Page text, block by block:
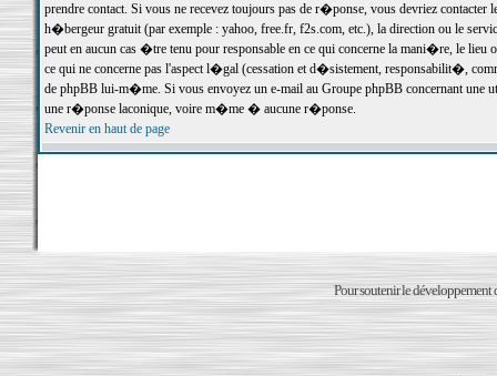
prendre contact. Si vous ne recevez toujours pas de r�ponse, vous devriez
h�bergeur gratuit (par exemple : yahoo, free.fr, f2s.com, etc.), la direction ou le
peut en aucun cas �tre tenu pour responsable en ce qui concerne la mani�re, le
ce qui ne concerne pas l'aspect l�gal (cessation et d�sistement, responsabilit�,
de phpBB lui-m�me. Si vous envoyez un e-mail au Groupe phpBB concernant une
une r�ponse laconique, voire m�me � aucune r�ponse.
Revenir en haut de page
Pour soutenir le développement